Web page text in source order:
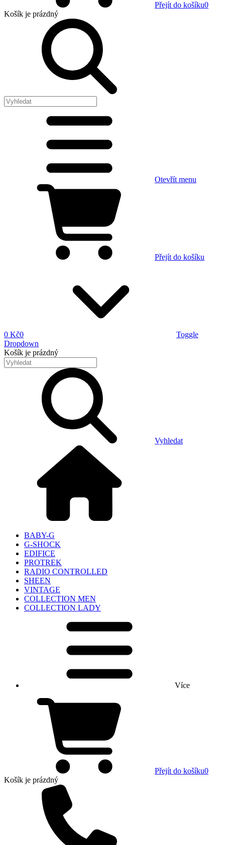
Přejít do košíku0
Košík je prázdný
Otevřít menu
Přejít do košíku
0 Kč0
Toggle
Dropdown
Košík je prázdný
Vyhledat
BABY-G
G-SHOCK
EDIFICE
PROTREK
RADIO CONTROLLED
SHEEN
VINTAGE
COLLECTION MEN
COLLECTION LADY
Více
Přejít do košíku0
Košík je prázdný